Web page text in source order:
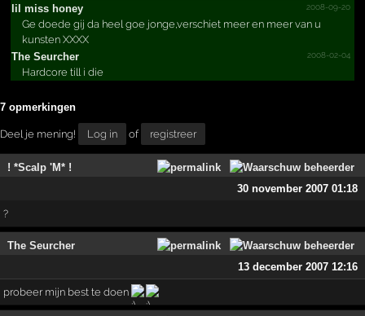
lil miss honey
2008-09-20
Ge doede gij da heel goe jonge,verschiet meer en meer van u
kunsten XXXX
The Seurcher
2008-02-04
Hardcore till i die
7 opmerkingen
Deel je mening! Log in of registreer
! *Scalp 'M* !
30 november 2007 01:18
?
The Seurcher
13 december 2007 12:16
probeer mijn best te doen